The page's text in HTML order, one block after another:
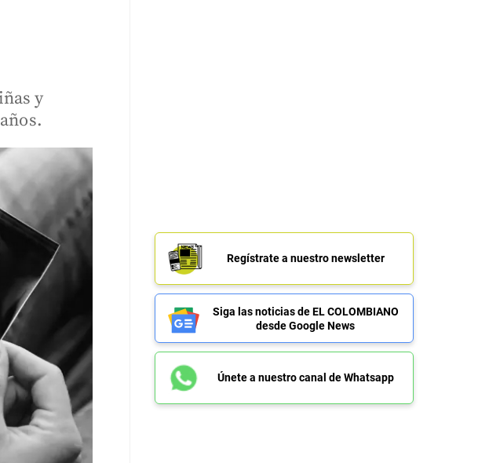
y
Regístrate a nuestro newsletter
Siga las noticias de EL COLOMBIANO
desde Google News
Únete a nuestro canal de Whatsapp